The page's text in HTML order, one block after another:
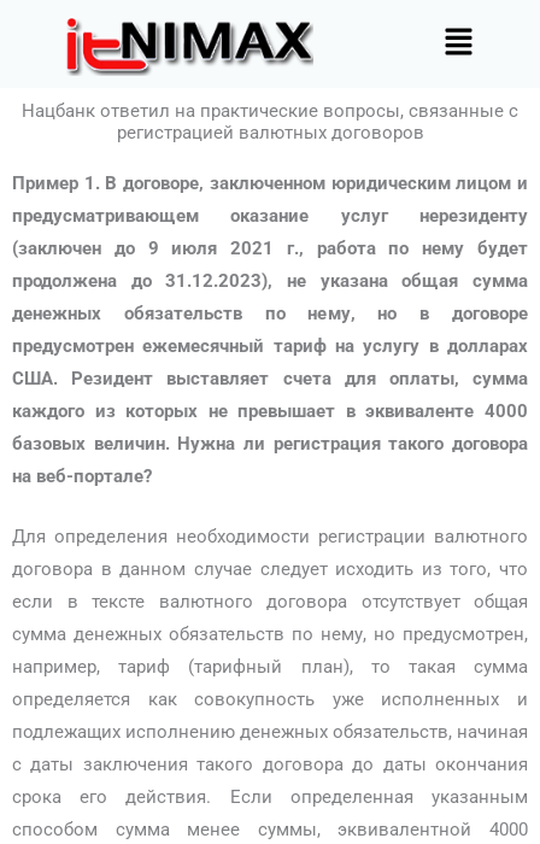
Перейти
содержимому
Меню
Нацбанк ответил на практические вопросы, связанные с
регистрацией валютных договоров
Пример 1. В договоре, заключенном юридическим лицом и
предусматривающем оказание услуг нерезиденту
(заключен до 9 июля 2021 г., работа по нему будет
продолжена до 31.12.2023), не указана общая сумма
денежных обязательств по нему, но в договоре
предусмотрен ежемесячный тариф на услугу в долларах
США. Резидент выставляет счета для оплаты, сумма
каждого из которых не превышает в эквиваленте 4000
базовых величин. Нужна ли регистрация такого договора
на веб-портале?
Для определения необходимости регистрации валютного
договора в данном случае следует исходить из того, что
если в тексте валютного договора отсутствует общая
сумма денежных обязательств по нему, но предусмотрен,
например, тариф (тарифный план), то такая сумма
определяется как совокупность уже исполненных и
подлежащих исполнению денежных обязательств, начиная
с даты заключения такого договора до даты окончания
срока его действия. Если определенная указанным
способом сумма менее суммы, эквивалентной 4000